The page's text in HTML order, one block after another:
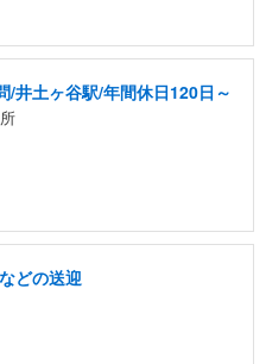
/井土ヶ谷駅/年間休日120日～
どの送迎